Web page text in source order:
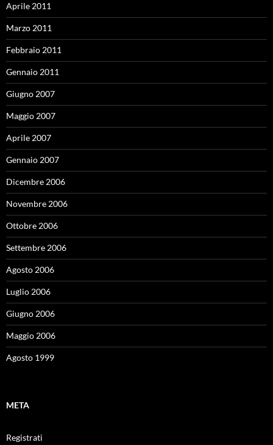
Aprile 2011
Marzo 2011
Febbraio 2011
Gennaio 2011
Giugno 2007
Maggio 2007
Aprile 2007
Gennaio 2007
Dicembre 2006
Novembre 2006
Ottobre 2006
Settembre 2006
Agosto 2006
Luglio 2006
Giugno 2006
Maggio 2006
Agosto 1999
META
Registrati